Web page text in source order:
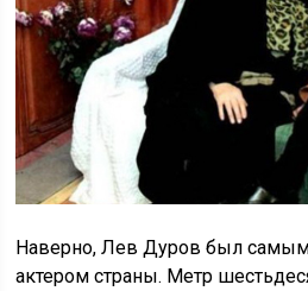
Наверно, Лев Дуров был
актером страны. Метр